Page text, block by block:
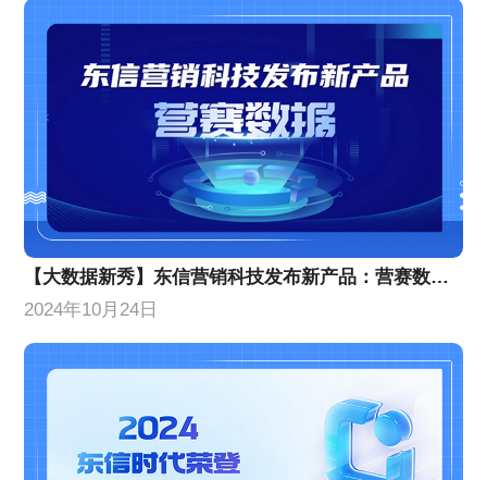
【大数据新秀】东信营销科技发布新产品：营赛数据，颠覆传统营销分析，小白秒变专家！
2024年10月24日